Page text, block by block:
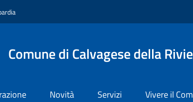
Comune di Calvagese della
Novità Servizi Vivere il